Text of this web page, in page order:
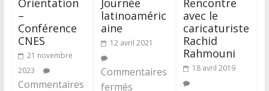
–
Conférence
CNES
21 novembre
2023
Commentaires
latinoaméric
aine
12 avril 2021
Commentaires
fermés
avec le
caricaturiste
Rachid
Rahmouni
18 avril 2019